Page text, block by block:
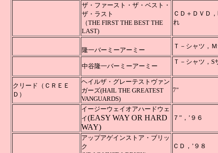
ザ・ファースト・ザ・ベスト・
ザ・ラスト
（THE FIRST THE BEST THE
LAST)
ＣＤ＋ＤＶＤ
れ
隆一バーミーアーミー
Ｔ－シャツ，
中谷隆一バーミーアーミー
Ｔ－シャツ，
クリード（ＣＲＥＥ
Ｄ）
ヘイルザ・グレーテストヴァン
ガーズ(HAIL THE GREATEST
VANGUARDS)
7"
イージーウェイオアハードウェ
イ(EASY WAY OR HARD
WAY)
７”，’９６
アップアゲインストア・ブリッ
ク
ＣＤ，’９８